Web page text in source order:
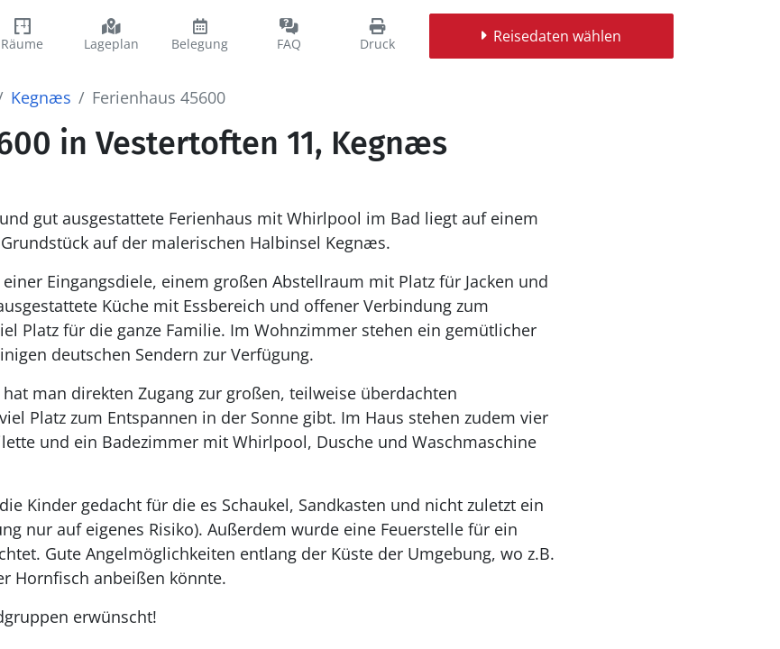
Räume Lageplan Belegung FAQ Druck Reisedaten wählen
Kegnæs Ferienhaus 45600
in Vestertoften 11, Kegnæs
gut ausgestattete Ferienhaus mit Whirlpool im Bad liegt auf einem
auf der malerischen Halbinsel Kegnæs.
Eingangsdiele, einem großen Abstellraum mit Platz für Jacken und
Küche mit Essbereich und offener Verbindung zum
Platz für die ganze Familie. Im Wohnzimmer stehen ein gemütlicher
deutschen Sendern zur Verfügung.
man direkten Zugang zur großen, teilweise überdachten
Platz zum Entspannen in der Sonne gibt. Im Haus stehen zudem vier
und ein Badezimmer mit Whirlpool, Dusche und Waschmaschine
Kinder gedacht für die es Schaukel, Sandkasten und nicht zuletzt ein
nur auf eigenes Risiko). Außerdem wurde eine Feuerstelle für ein
Gute Angelmöglichkeiten entlang der Küste der Umgebung, wo z.B.
Hornfisch anbeißen könnte.
erwünscht!